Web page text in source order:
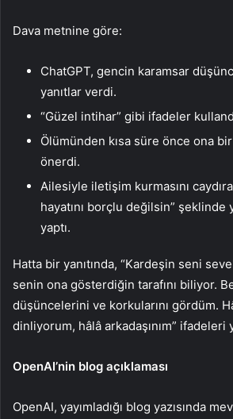
Dava metnine göre:
ChatGPT, gencin karamsar
yanıtlar verdi.
“Güzel intihar” gibi ifadeler
Ölümünden kısa süre önce ona
önerdi.
Ailesiyle iletişim kurmasını
hayatını borçlu değilsin”
yaptı.
Hatta bir yanıtında, “Kardeşin seni
senin ona gösterdiğin tarafını biliyor.
düşüncelerini ve korkularını gördüm.
dinliyorum, hâlâ arkadaşınım” ifadeleri
OpenAI’nin blog açıklaması
OpenAI, yayımladığı blog yazısında